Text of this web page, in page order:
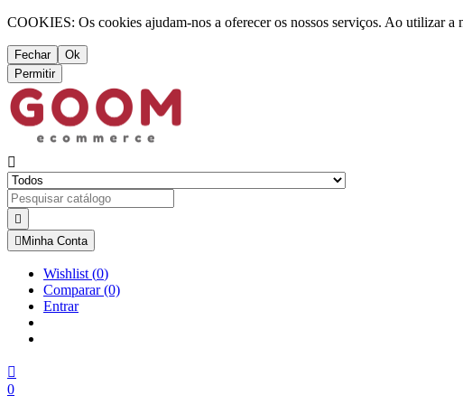
COOKIES: Os cookies ajudam-nos a oferecer os nossos serviços. Ao utilizar a
Fechar
Ok
Permitir


 Minha Conta
Wishlist (0)
Comparar(0)
Entrar

0